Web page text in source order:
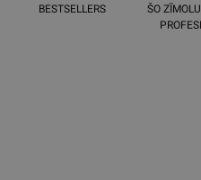
BESTSELLERS
ŠO